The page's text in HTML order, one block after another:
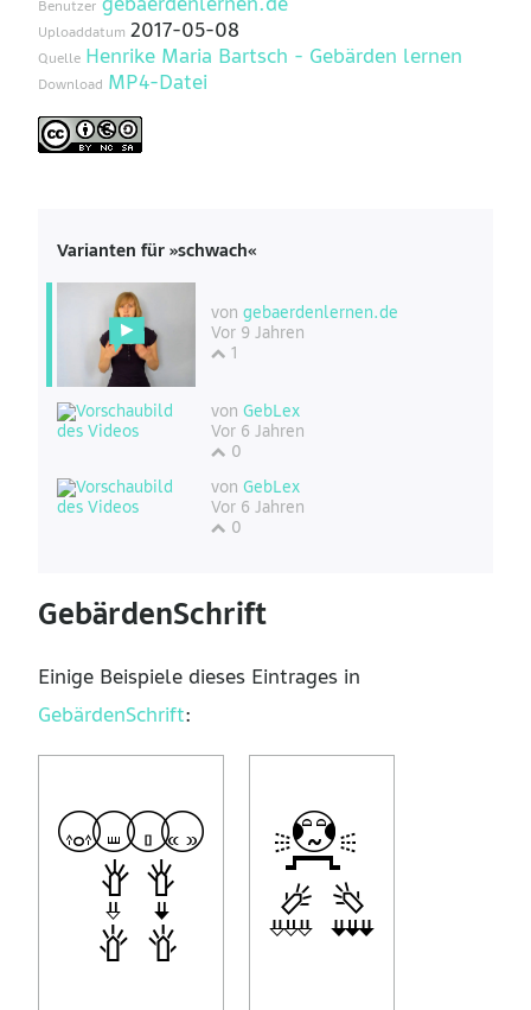
Benutzer gebaerdenlernen.de
Uploaddatum2017-05-08
Quelle Henrike Maria Bartsch - Gebärden lernen
Download MP4-Datei
Varianten für »schwach«
vongebaerdenlernen.de
Vor 9 Jahren
1
vonGebLex
Vor 6 Jahren
0
vonGebLex
Vor 6 Jahren
0
GebärdenSchrift
Einige Beispiele dieses Eintrages in
GebärdenSchrift: